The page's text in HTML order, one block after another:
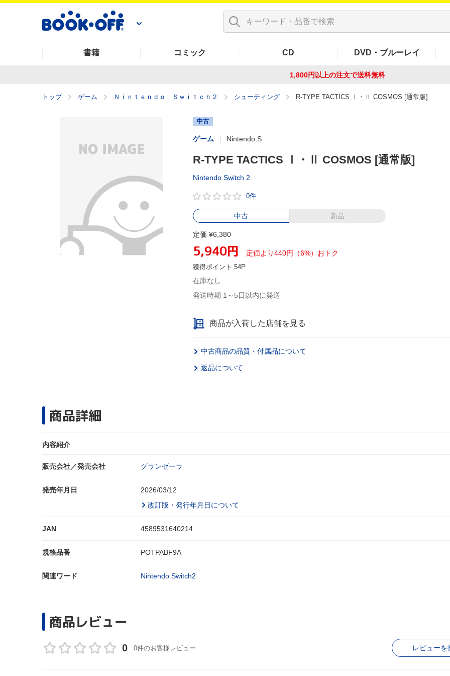
書籍 コミック CD DVD・ブルーレイ
1,800円以上の注文で送料無料
トップ ゲーム Ｎｉｎｔｅｎｄｏ Ｓｗｉｔｃｈ２ シューティング R-TYPE TACTICS Ⅰ・Ⅱ COSMOS [通常版]
中古
ゲーム Nintendo S
R-TYPE TACTICS Ⅰ・Ⅱ COSMOS [通常版]
Nintendo Switch 2
0件
中古 新品
定価 ¥6,380
5,940円 定価より440円（6%）おトク
獲得ポイント 54P
在庫なし
発送時期 1～5日以内に発送
商品が入荷した店舗を見る
中古商品の品質・付属品について
返品について
商品詳細
内容紹介
販売会社／発売会社 グランゼーラ
発売年月日
2026/03/12
改訂版・発行年月日について
JAN 4589531640214
規格品番 POTPABF9A
関連ワード Nintendo Switch2
商品レビュー
0 0件のお客様レビュー レビューを